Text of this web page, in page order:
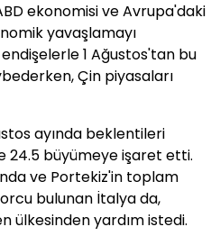
ekonomisi ve Avrupa'daki
yavaşlamayı
1 Ağustos'tan bu
Çin piyasaları
ayında beklentileri
24.5 büyümeye işaret etti.
ve Portekiz'in toplam
bulunan İtalya da,
ülkesinden yardım istedi.